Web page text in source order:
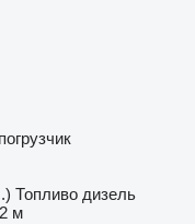
Топливо дизель
м